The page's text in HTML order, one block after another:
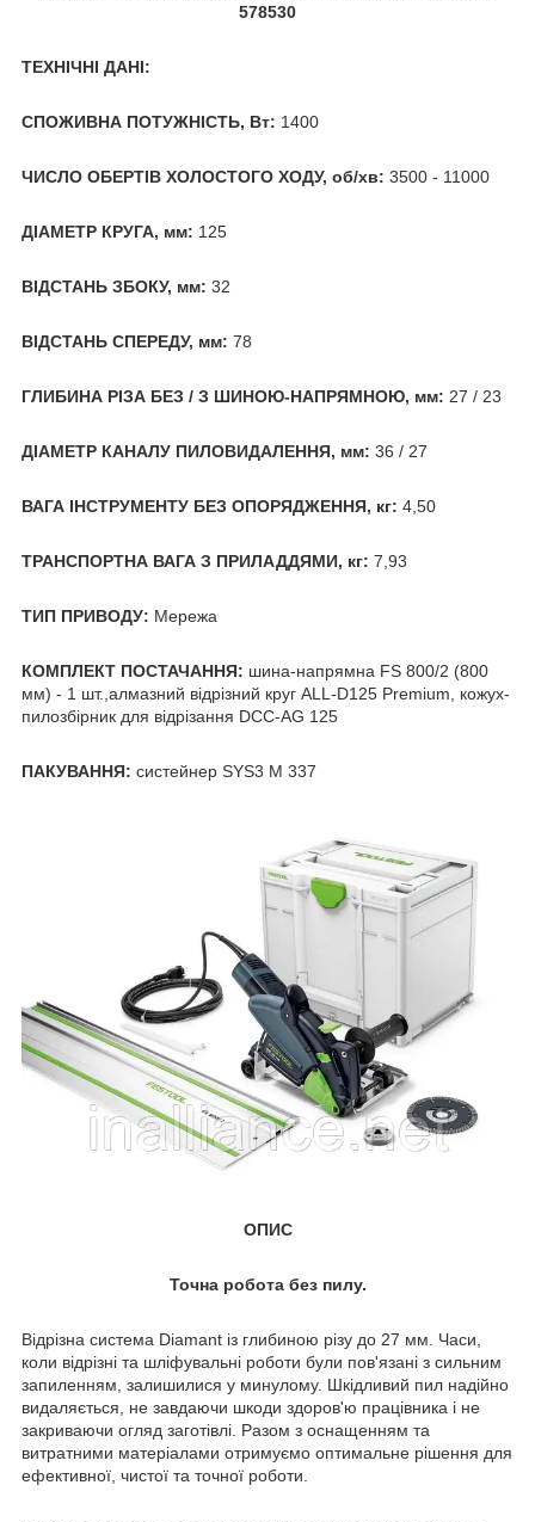
578530
ТЕХНІЧНІ ДАНІ:
СПОЖИВНА ПОТУЖНІСТЬ, Вт: 1400
ЧИСЛО ОБЕРТІВ ХОЛОСТОГО ХОДУ, об/хв: 3500 - 11000
ДІАМЕТР КРУГА, мм: 125
ВІДСТАНЬ ЗБОКУ, мм: 32
ВІДСТАНЬ СПЕРЕДУ, мм: 78
ГЛИБИНА РІЗА БЕЗ / З ШИНОЮ-НАПРЯМНОЮ, мм: 27 / 23
ДІАМЕТР КАНАЛУ ПИЛОВИДАЛЕННЯ, мм: 36 / 27
ВАГА ІНСТРУМЕНТУ БЕЗ ОПОРЯДЖЕННЯ, кг: 4,50
ТРАНСПОРТНА ВАГА З ПРИЛАДДЯМИ, кг: 7,93
ТИП ПРИВОДУ: Мережа
КОМПЛЕКТ ПОСТАЧАННЯ: шина-напрямна FS 800/2 (800
мм) - 1 шт.,алмазний відрізний круг ALL-D125 Premium, кожух-
пилозбірник для відрізання DCC-AG 125
ПАКУВАННЯ: систейнер SYS3 M 337
ОПИС
Точна робота без пилу.
Відрізна система Diamant із глибиною різу до 27 мм. Часи,
коли відрізні та шліфувальні роботи були пов'язані з сильним
запиленням, залишилися у минулому. Шкідливий пил надійно
видаляється, не завдаючи шкоди здоров'ю працівника і не
закриваючи огляд заготівлі. Разом з оснащенням та
витратними матеріалами отримуємо оптимальне рішення для
ефективної, чистої та точної роботи.